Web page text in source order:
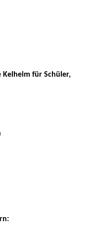
Kelheim für Schüler,